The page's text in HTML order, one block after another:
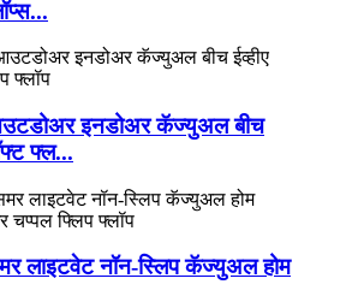
इनडोअर कॅज्युअल बीच
फ्ल...
लाइटवेट नॉन-स्लिप कॅज्युअल होम